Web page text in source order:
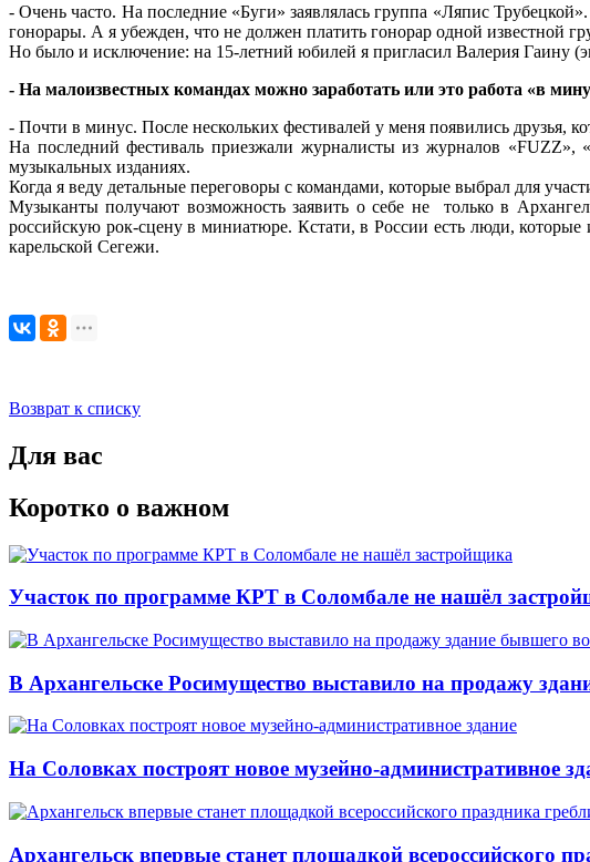
- Очень часто. На последние «Буги» заявлялась группа «Ляпис
гонорары. А я убежден, что не должен платить гонорар одной известной
Но было и исключение: на 15-летний юбилей я пригласил Валерия Гаину
- На малоизвестных командах можно заработать или это работа «в
- Почти в минус. После нескольких фестивалей у меня появились друзья,
На последний фестиваль приезжали журналисты из журналов
музыкальных изданиях.
Когда я веду детальные переговоры с командами, которые выбрал для
Музыканты получают возможность заявить о себе не только в
российскую рок-сцену в миниатюре. Кстати, в России есть люди,
карельской Сегежи.
Возврат к списку
Для вас
Коротко о важном
Участок по программе КРТ в Соломбале не нашёл
В Архангельске Росимущество выставило на продажу
На Соловках построят новое музейно-административное
Архангельск впервые станет площадкой всероссийского